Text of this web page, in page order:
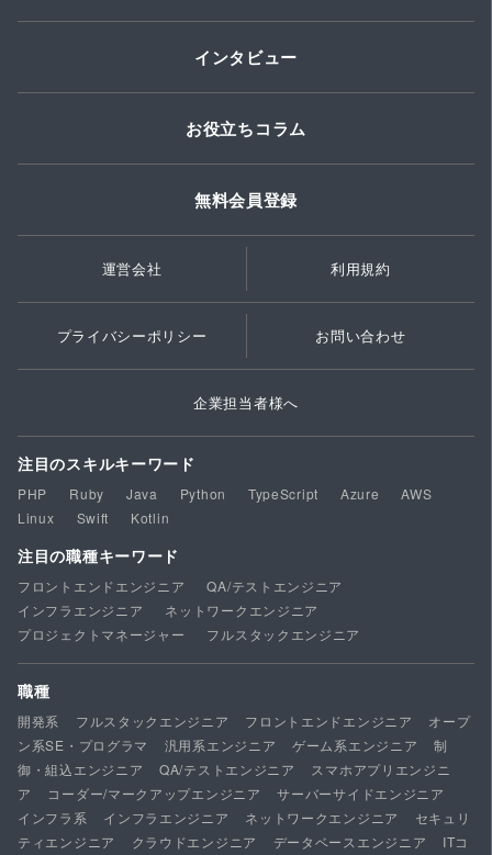
インタビュー
お役立ちコラム
無料会員登録
運営会社 利用規約
プライバシーポリシー お問い合わせ
企業担当者様へ
注目のスキルキーワード
PHP Ruby Java Python TypeScript Azure
AWS
Linux
Swift Kotlin
注目の職種キーワード
フロントエンドエンジニア
QA/テストエンジニア
インフラエンジニア
ネットワークエンジニア
プロジェクトマネージャー
フルスタックエンジニア
職種
開発系 フルスタックエンジニア フロントエンドエンジニア
オープ
ン系SE・プログラマ
汎用系エンジニア ゲーム系エンジニア
制
御・組込エンジニア
QA/テストエンジニア
スマホアプリエンジニ
ア
コーダー/マークアップエンジニア
サーバーサイドエンジニア
インフラ系
インフラエンジニア ネットワークエンジニア
セキュリ
ティエンジニア
クラウドエンジニア データベースエンジニア
ITコ